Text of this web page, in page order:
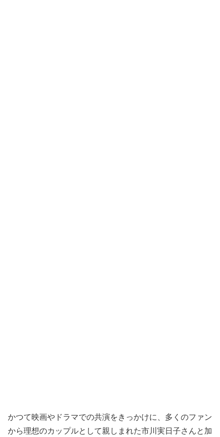
かつて映画やドラマでの共演をきっかけに、多くのファン
から理想のカップルとして親しまれた市川実日子さんと加